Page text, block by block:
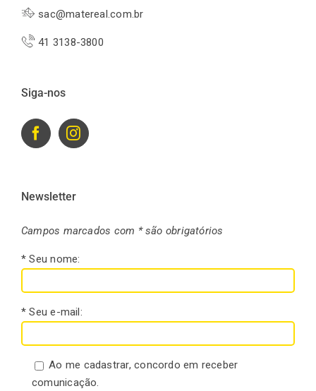
sac@matereal.com.br
41 3138-3800
Siga-nos
Newsletter
Campos marcados com * são obrigatórios
* Seu nome:
* Seu e-mail:
Ao me cadastrar, concordo em receber
comunicação.